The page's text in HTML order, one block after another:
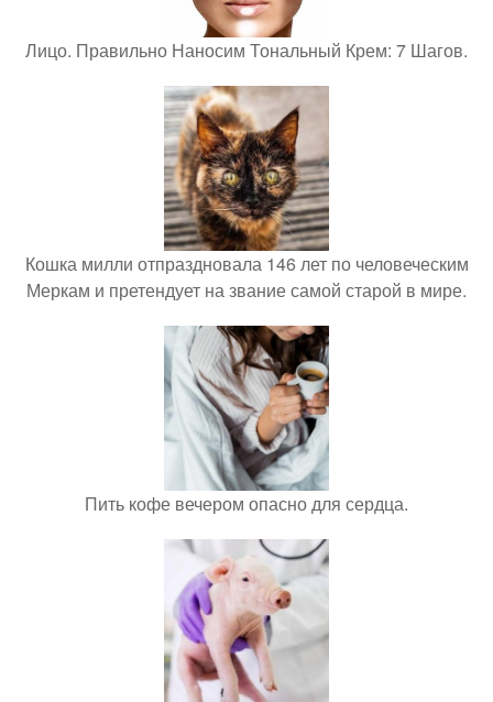
Лицо. Правильно Наносим Тональный Крем: 7 Шагов.
Кошка милли отпраздновала 146 лет по человеческим
Меркам и претендует на звание самой старой в мире.
Пить кофе вечером опасно для сердца.